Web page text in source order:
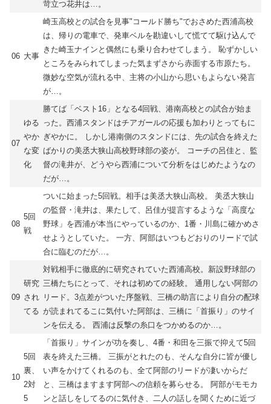
苛立つ花井は…。
06 大事
崎玉高校との試合を見事"コールド勝ち"でおさめた西浦高校
は、帰りの電車で、発車ベルを勘違いして慌てて駆け込んで
きた崎玉ナインと偶然にも乗り合わせてしまう。 恥ずかしい
ところをみられてしまった気まずさから赤面する市原たち。
微妙な空気が流れる中、主将の小山から思いもよらない発言
が…。
07
ゆる
やか
な変
化
勝てば「ベスト16」となる4回戦、港南高校との試合が始ま
った。西浦スタンドはチアガールの応援も加わりとってもに
ぎやかに。 しかし港南側のスタンドには、先の試合を終えた
ばかりの美丞大狭山高校野球部の姿が。 コーチの呂佳と、監
督の滝井が、どうやら西浦について分析をはじめたようなの
だが…。
08
5回
戦
ついに始まった5回戦。相手は美丞大狭山高校。 美丞大狭山
の監督・滝井は、果たして、呂佳が提言するような「高度な
野球」を西浦が本当にやっているのか、1番・川島に確かめさ
せようとしていた。 一方、阿部はいつもどおりのリードで試
合に臨むのだが…。
09
研究
され
てる
対戦相手に徹底的に研究されていた西浦高校。新設野球部の
三橋たちにとって、それは初めての経験。 通用しない阿部の
リード。3点差がついた序盤戦、三橋の助言により自分の配球
が読まれてるこに気付いた阿部は、三橋に「首振り」のサイ
ンを伝える。 西浦は反撃の糸口をつかめるのか…。
10
5回
裏、
2対
5
「首振り」サインが功を奏し、4番・和田を三振で抑えて5回
表を終えた三橋。 三振がとれたのも、そんな自分に皆が優し
い声をかけてくれるのも、全て阿部のリードが凄いからだ
と、三橋はますます阿部への信頼を募らせる。 阿部がモモカ
ンと話しをしてるのに気付き、二人の話しを聞くために近づ